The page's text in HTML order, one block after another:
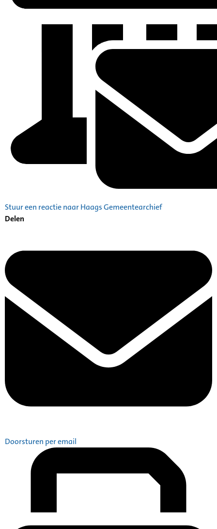
Stuur een reactie naar Haags Gemeentearchief
Delen
Doorsturen per email